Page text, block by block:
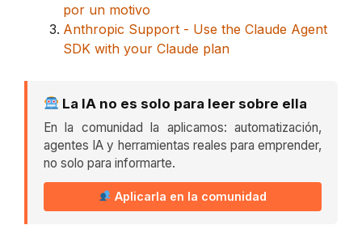
por un motivo
Anthropic Support - Use the Claude Agent
SDK with your Claude plan
La IA no es solo para leer sobre ella
En la comunidad la aplicamos: automatización,
agentes IA y herramientas reales para emprender,
no solo para informarte.
Aplicarla en la comunidad